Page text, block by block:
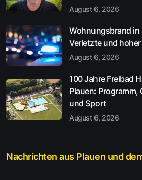
August 6, 2026
Wohnungsbrand in
Verletzte und
August 6, 2026
100 Jahre Freibad
Plauen:
und Sport
August 6, 2026
Nachrichten aus Plauen und